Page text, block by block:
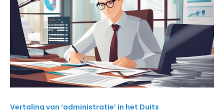
Vertaling van ‘administratie’ in het Duits